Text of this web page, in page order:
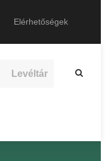
Elérhetőségek
Levéltár